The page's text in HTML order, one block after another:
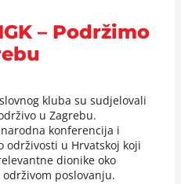
– Podržimo
kluba su sudjelovali
u Zagrebu.
konferencija i
održivosti u Hrvatskoj koji
dionike oko
poslovanju.